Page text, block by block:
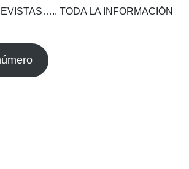
TODA LA INFORMACIÓN